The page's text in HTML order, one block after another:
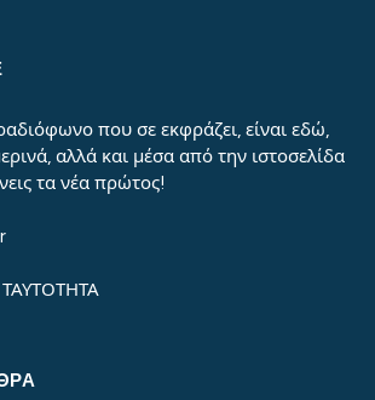
που σε εκφράζει, είναι εδώ,
αλλά και μέσα από την ιστοσελίδα
τα νέα πρώτος!
ΤΑΥΤΟΤΗΤΑ